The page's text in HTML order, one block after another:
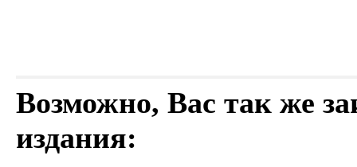
Возможно, Вас так же
издания: